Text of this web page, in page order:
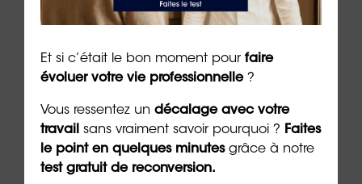
CONTACTER UNE AGENCE
Et si c’était le bon moment pour faire
évoluer votre vie professionnelle?
Vous ressentez un décalage avec votre
travail sans vraiment savoir pourquoi ? Faites
le point en quelques minutesgrâce à notre
test gratuit de reconversion.